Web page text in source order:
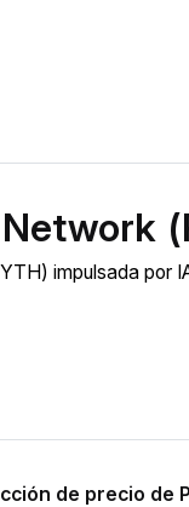
impulsada por
de precio de